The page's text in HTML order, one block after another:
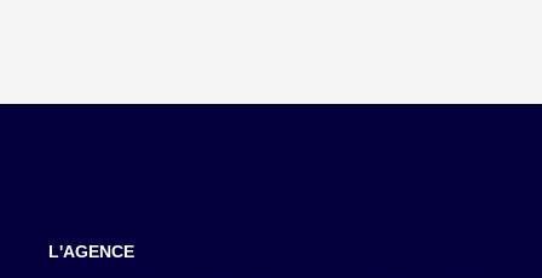
L'AGENCE